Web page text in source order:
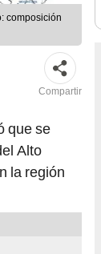
composición
Compartir
que se
Alto
la región